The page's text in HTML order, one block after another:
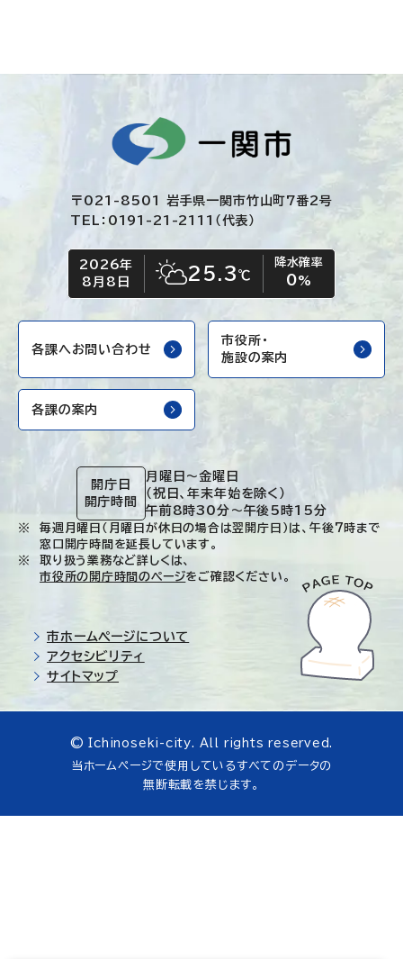
〒021-8501 岩手県一関市竹山町7番2号
TEL：0191-21-2111（代表）
今日の日付
2026年
8月8日
今日の天気
晴れ時々くもり
25.3 ℃
降水確率
0%
各課へお問い合わせ
市役所・
施設の案内
各課の案内
開庁日
開庁時間
月曜日～金曜日
（祝日、年末年始を除く）
午前8時30分～午後5時15分
毎週月曜日（月曜日が休日の場合は翌開庁日）は、午後7時まで
窓口開庁時間を延長しています。
取り扱う業務など詳しくは、
市役所の開庁時間のページをご確認ください。
市ホームページについて
アクセシビリティ
サイトマップ
© Ichinoseki-city. All rights reserved.
当ホームページで使用しているすべてのデータの
無断転載を禁じます。